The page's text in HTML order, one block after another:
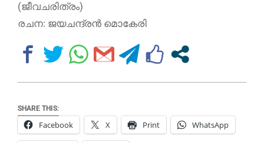
(ജീവചരിത്രം)
രചന: ജയചന്ദ്രന്‍ മൊകേരി
SHARE THIS:
Facebook X Print WhatsApp